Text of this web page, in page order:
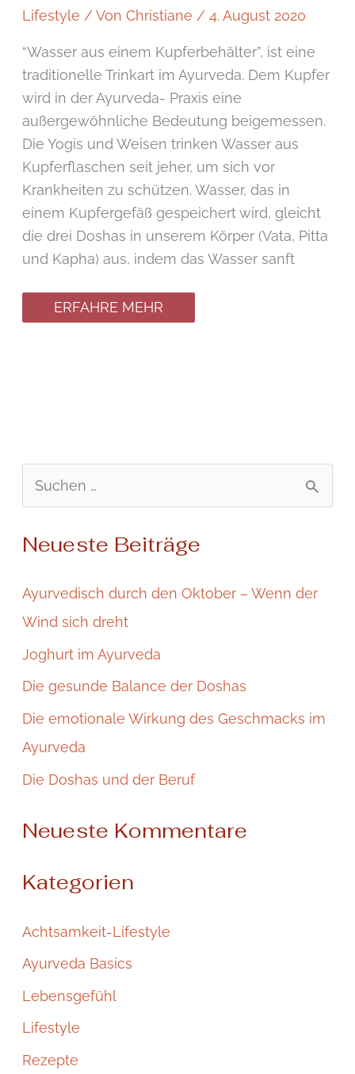
Lifestyle / VonChristiane /4. August 2020
“Wasser aus einem Kupferbehälter”, ist eine
traditionelle Trinkart im Ayurveda. Dem Kupfer
wird in der Ayurveda- Praxis eine
außergewöhnliche Bedeutung beigemessen.
Die Yogis und Weisen trinken Wasser aus
Kupferflaschen seit jeher, um sich vor
Krankheiten zu schützen. Wasser, das in
einem Kupfergefäß gespeichert wird, gleicht
die drei Doshas in unserem Körper (Vata, Pitta
und Kapha) aus, indem das Wasser sanft
ERFAHRE MEHR
c
n
a
c
h
:
Neueste Beiträge
Ayurvedisch durch den Oktober – Wenn der
Wind sich dreht
Joghurt im Ayurveda
Die gesunde Balance der Doshas
Die emotionale Wirkung des Geschmacks im
Ayurveda
Die Doshas und der Beruf
Neueste Kommentare
Kategorien
Achtsamkeit-Lifestyle
Ayurveda Basics
Lebensgefühl
Lifestyle
Rezepte